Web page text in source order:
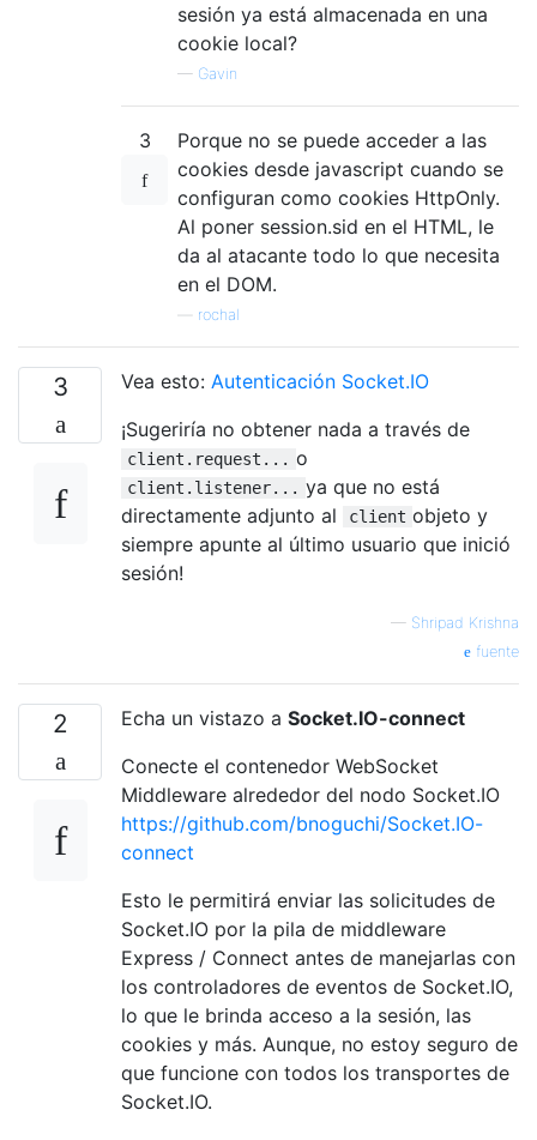
sesión ya está almacenada en una
cookie local?
— Gavin
3
Porque no se puede acceder a las
cookies desde javascript cuando se
configuran como cookies HttpOnly.
Al poner session.sid en el HTML, le
da al atacante todo lo que necesita
en el DOM.
rochal
3 Vea esto: Autenticación Socket.IO
¡Sugeriría no obtener nada a través de
client.request... o
client.listener... ya que no está
directamente adjunto al
client objeto y
siempre apunte al último usuario que inició
sesión!
— Shripad Krishna
fuente
2 Echa un vistazo a Socket.IO-connect
Conecte el contenedor WebSocket
Middleware alrededor del nodo Socket.IO
https://github.com/bnoguchi/Socket.IO-
connect
Esto le permitirá enviar las solicitudes de
Socket.IO por la pila de middleware
Express / Connect antes de manejarlas con
los controladores de eventos de Socket.IO,
lo que le brinda acceso a la sesión, las
cookies y más. Aunque, no estoy seguro de
que funcione con todos los transportes de
Socket.IO.